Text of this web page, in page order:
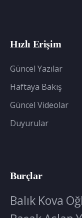
Hızlı Erişim
Güncel Yazılar
Haftaya Bakış
Güncel Videolar
Duyurular
Burçlar
Balık Kova